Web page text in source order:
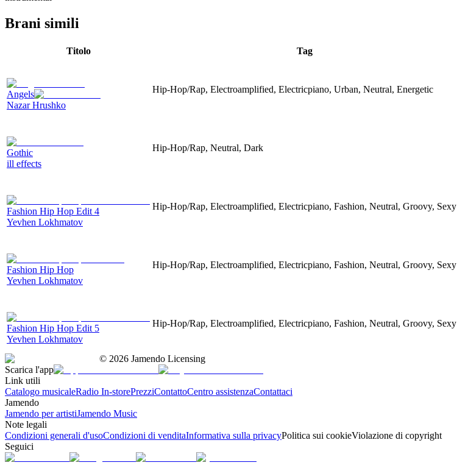
Brani simili
Titolo Tag
Angels
Nazar Hrushko
Hip-Hop/Rap, Electroamplified, Electricpiano, Urban, Neutral, Energetic
Gothic
ill effects
Hip-Hop/Rap, Neutral, Dark
Fashion Hip Hop Edit 4
Yevhen Lokhmatov
Hip-Hop/Rap, Electroamplified, Electricpiano, Fashion, Neutral, Groovy, Sexy
Fashion Hip Hop
Yevhen Lokhmatov
Hip-Hop/Rap, Electroamplified, Electricpiano, Fashion, Neutral, Groovy, Sexy
Fashion Hip Hop Edit 5
Yevhen Lokhmatov
Hip-Hop/Rap, Electroamplified, Electricpiano, Fashion, Neutral, Groovy, Sexy
© 2026 Jamendo Licensing
Scarica l'app
Link utili
Catalogo musicaleRadio In-storePrezziContattoCentro assistenzaContattaci
Jamendo
Jamendo per artistiJamendo Music
Note legali
Condizioni generali d'usoCondizioni di venditaInformativa sulla privacyPolitica sui cookieViolazione di copyright
Seguici